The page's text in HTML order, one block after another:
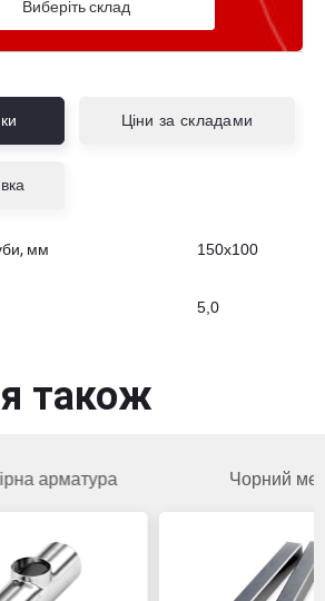
Виберіть склад
Ціни за складами
мм 150х100
5,0
також
Чорний метал